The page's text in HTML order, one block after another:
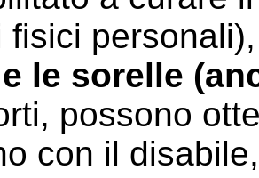
fisici
le sorelle
possono
con il